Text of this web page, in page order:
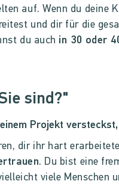
auf. Wenn du deine
und dir für die
du auch in 30 oder
sind?"
Projekt
dir ihr hart
. Du bist eine
viele Menschen